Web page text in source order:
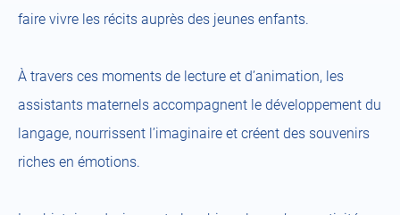
faire vivre les récits auprès des jeunes enfants.
À travers ces moments de lecture et d’animation, les
assistants maternels accompagnent le développement du
langage, nourrissent l’imaginaire et créent des souvenirs
riches en émotions.